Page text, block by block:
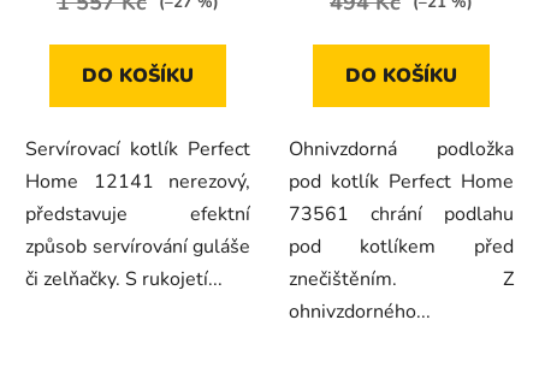
DO KOŠÍKU
Servírovací kotlík Perfect
Home 12141 nerezový,
představuje efektní
způsob servírování guláše
či zelňačky. S rukojetí...
DO KOŠÍKU
Ohnivzdorná podložka
pod kotlík Perfect Home
73561 chrání podlahu
pod kotlíkem před
znečištěním. Z
ohnivzdorného...